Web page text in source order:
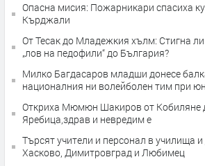
Опасна мисия: Пожарникари спасиха
Кърджали
От Тесак до Младежкия хълм: Стигна
„лов на педофили“ до България?
Милко Багдасаров младши донесе
националния ни волейболен тим при
Откриха Мюмюн Шакиров от Кобиляне
Яребица,здрав и невредим е
Търсят учители и персонал в училища и
Хасково, Димитровград и Любимец